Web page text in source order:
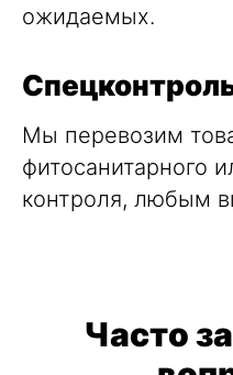
ожидаемых.
Мы перевозим
фитосанитарного
контроля, любым
Часто